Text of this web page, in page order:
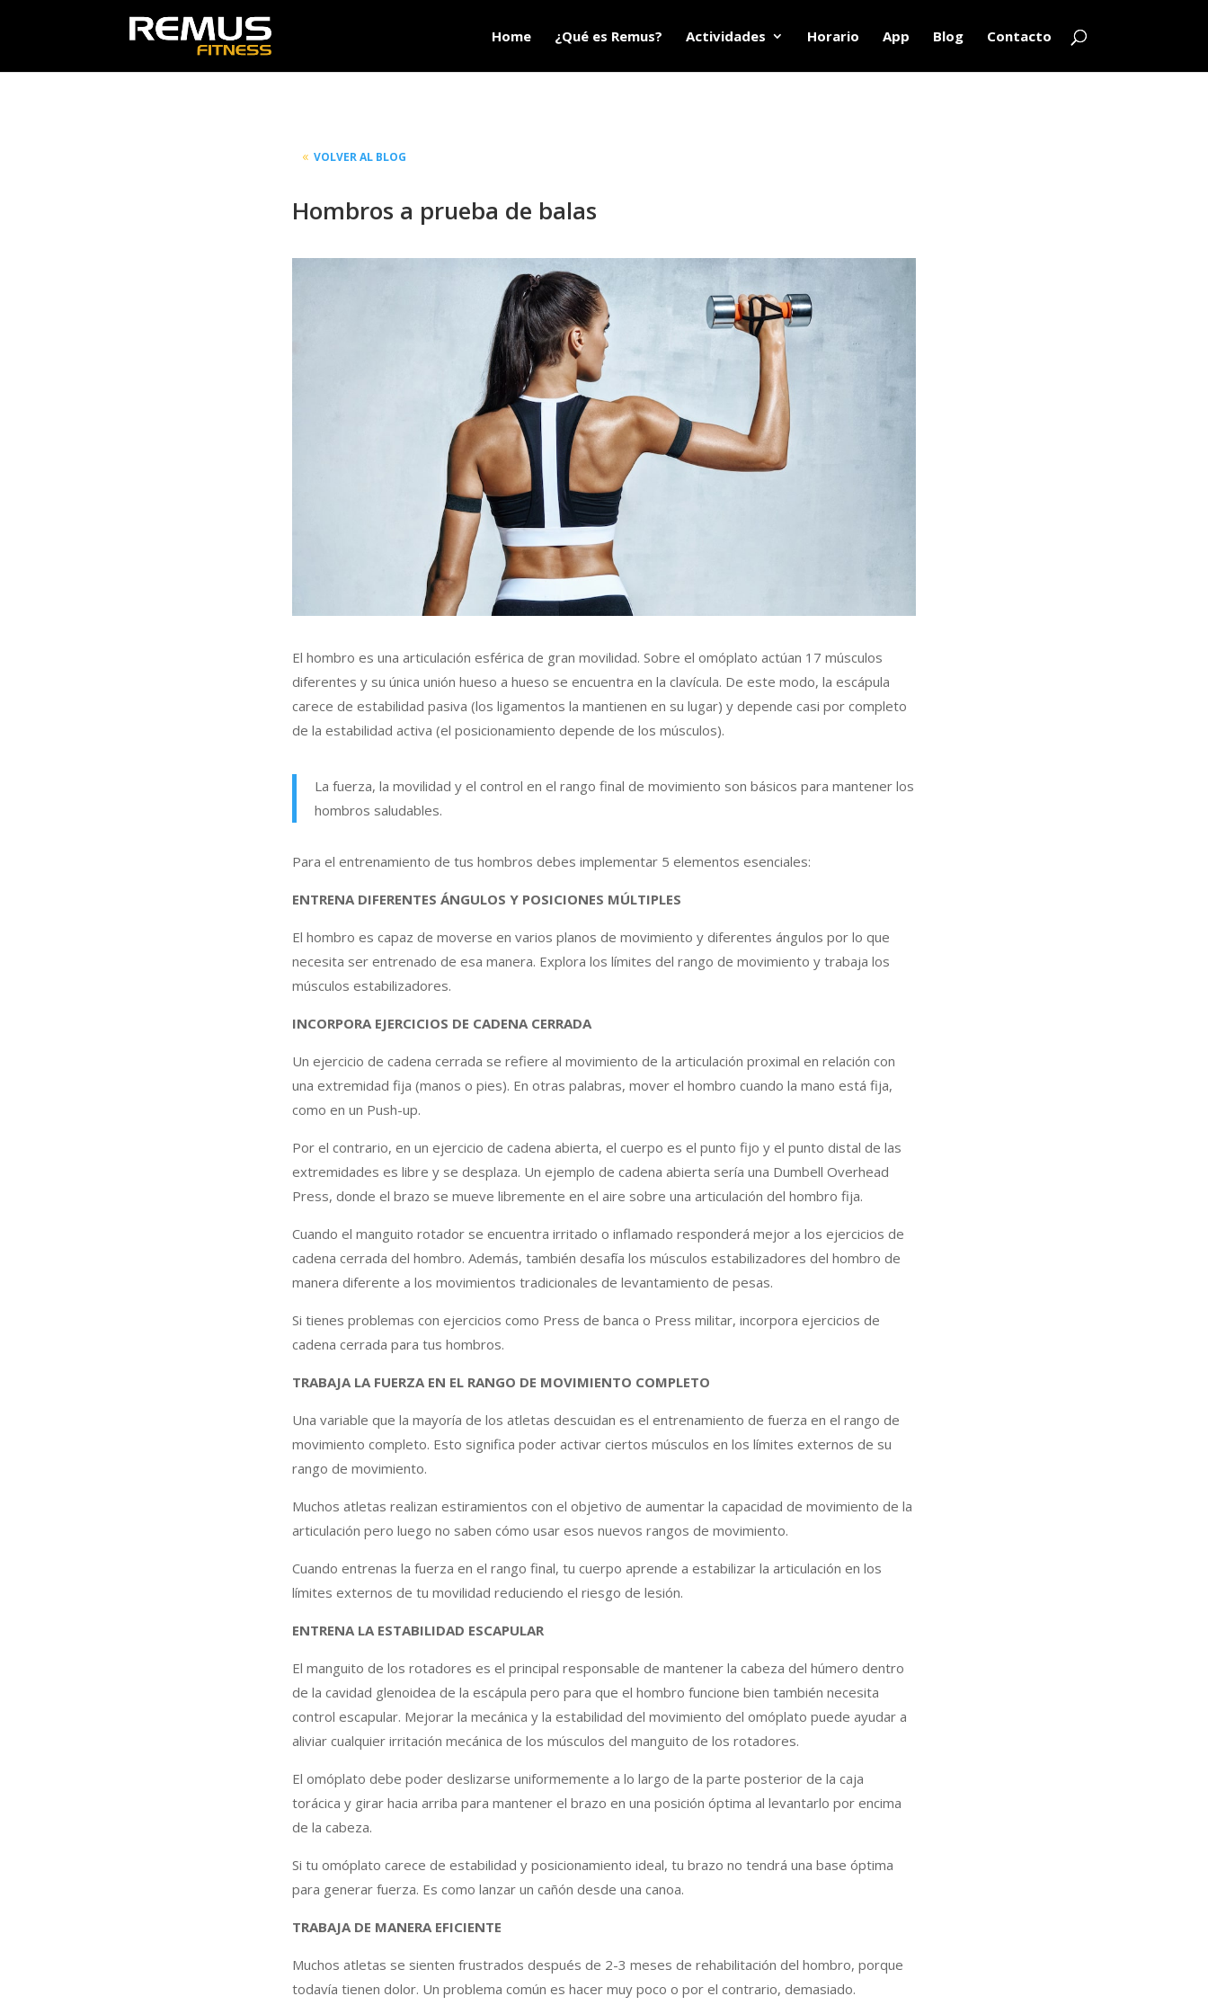
Home ¿Qué es Remus? Actividades Horario App Blog Contacto
VOLVER AL BLOG
Hombros a prueba de balas
El hombro es una articulación esférica de gran movilidad. Sobre el omóplato actúan 17 músculos
diferentes y su única unión hueso a hueso se encuentra en la clavícula. De este modo, la escápula
carece de estabilidad pasiva (los ligamentos la mantienen en su lugar) y depende casi por completo
de la estabilidad activa (el posicionamiento depende de los músculos).
La fuerza, la movilidad y el control en el rango final de movimiento son básicos para mantener los
hombros saludables.
Para el entrenamiento de tus hombros debes implementar 5 elementos esenciales:
ENTRENA DIFERENTES ÁNGULOS Y POSICIONES MÚLTIPLES
El hombro es capaz de moverse en varios planos de movimiento y diferentes ángulos por lo que
necesita ser entrenado de esa manera. Explora los límites del rango de movimiento y trabaja los
músculos estabilizadores.
INCORPORA EJERCICIOS DE CADENA CERRADA
Un ejercicio de cadena cerrada se refiere al movimiento de la articulación proximal en relación con
una extremidad fija (manos o pies). En otras palabras, mover el hombro cuando la mano está fija,
como en un Push-up.
Por el contrario, en un ejercicio de cadena abierta, el cuerpo es el punto fijo y el punto distal de las
extremidades es libre y se desplaza. Un ejemplo de cadena abierta sería una Dumbell Overhead
Press, donde el brazo se mueve libremente en el aire sobre una articulación del hombro fija.
Cuando el manguito rotador se encuentra irritado o inflamado responderá mejor a los ejercicios de
cadena cerrada del hombro. Además, también desafía los músculos estabilizadores del hombro de
manera diferente a los movimientos tradicionales de levantamiento de pesas.
Si tienes problemas con ejercicios como Press de banca o Press militar, incorpora ejercicios de
cadena cerrada para tus hombros.
TRABAJA LA FUERZA EN EL RANGO DE MOVIMIENTO COMPLETO
Una variable que la mayoría de los atletas descuidan es el entrenamiento de fuerza en el rango de
movimiento completo. Esto significa poder activar ciertos músculos en los límites externos de su
rango de movimiento.
Muchos atletas realizan estiramientos con el objetivo de aumentar la capacidad de movimiento de la
articulación pero luego no saben cómo usar esos nuevos rangos de movimiento.
Cuando entrenas la fuerza en el rango final, tu cuerpo aprende a estabilizar la articulación en los
límites externos de tu movilidad reduciendo el riesgo de lesión.
ENTRENA LA ESTABILIDAD ESCAPULAR
El manguito de los rotadores es el principal responsable de mantener la cabeza del húmero dentro
de la cavidad glenoidea de la escápula pero para que el hombro funcione bien también necesita
control escapular. Mejorar la mecánica y la estabilidad del movimiento del omóplato puede ayudar a
aliviar cualquier irritación mecánica de los músculos del manguito de los rotadores.
El omóplato debe poder deslizarse uniformemente a lo largo de la parte posterior de la caja
torácica y girar hacia arriba para mantener el brazo en una posición óptima al levantarlo por encima
de la cabeza.
Si tu omóplato carece de estabilidad y posicionamiento ideal, tu brazo no tendrá una base óptima
para generar fuerza. Es como lanzar un cañón desde una canoa.
TRABAJA DE MANERA EFICIENTE
Muchos atletas se sienten frustrados después de 2-3 meses de rehabilitación del hombro, porque
todavía tienen dolor. Un problema común es hacer muy poco o por el contrario, demasiado.